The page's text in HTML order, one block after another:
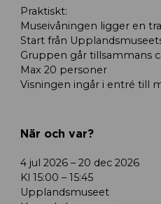
Praktiskt:
Museivåningen ligger en
Start från
Gruppen går tillsammans
Max 20 personer
Visningen ingår i entré till
När och var?
4 jul 2026 – 20 dec 2026
Kl 15:00 – 15:45
Upplandsmuseet